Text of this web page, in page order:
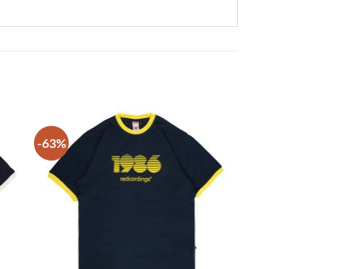
-63%
Add to
wishlist